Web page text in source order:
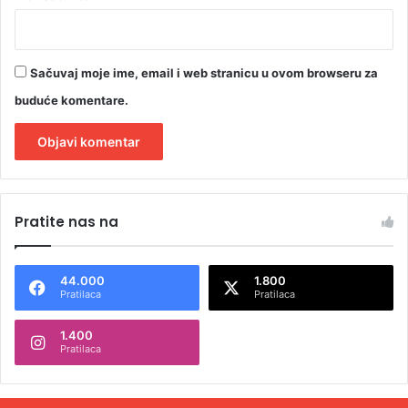
Sačuvaj moje ime, email i web stranicu u ovom browseru za
buduće komentare.
t
n
t
Pratite nas na
44.000
Pratilaca
1.800
Pratilaca
1.400
Pratilaca